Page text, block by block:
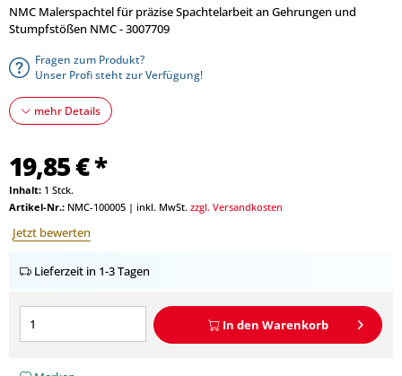
NMC Malerspachtel für präzise Spachtelarbeit an Gehrungen und
Stumpfstößen NMC - 3007709
Fragen zum Produkt?
Unser Profi steht zur Verfügung!
mehr Details
19,85 € *
Inhalt: 1 Stck.
Artikel-Nr.: NMC-100005 | inkl. MwSt. zzgl. Versandkosten
Jetzt bewerten
Lieferzeit in 1-3 Tagen
In den Warenkorb